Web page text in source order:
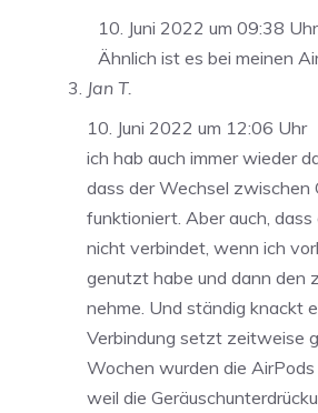
10. Juni 2022 um 09:38 Uhr
Ähnlich ist es bei meinen
Jan T.
10. Juni 2022 um 12:06 Uhr
ich hab auch immer wieder
dass der Wechsel zwischen
funktioniert. Aber auch, dass
nicht verbindet, wenn ich
genutzt habe und dann den
nehme. Und ständig knackt
Verbindung setzt zeitweise
Wochen wurden die
weil die